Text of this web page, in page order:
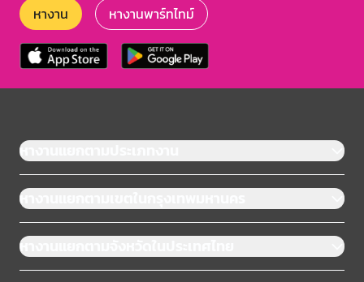
หางาน หางานพาร์ทไทม์
หางานแยกตามประเภทงาน
หางานแยกตามเขตในกรุงเทพมหานคร
หางานแยกตามจังหวัดในประเทศไทย